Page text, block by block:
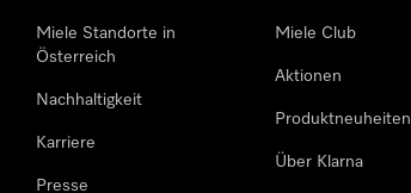
Miele Standorte in
Österreich
Nachhaltigkeit
Karriere
Presse
Miele Club
Aktionen
Produktneuheiten
Über Klarna